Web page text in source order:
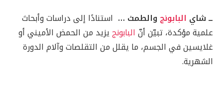
ــ شاي البابونج والطمث … استنادًا إلى دراسات وأبحاث
علمية مؤكدة، تبيّن أنّالبابونجيزيد من الحمض الأميني أو
غلايسين في الجسم، ما يقلل من التقلصات وآلام الدورة
الشهرية.